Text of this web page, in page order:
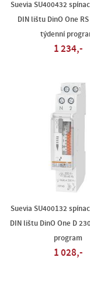
Suevia SU400432
DIN lištu DinO One RS
týdenní
1 234,-
Suevia SU400132
DIN lištu DinO One D
program
1 028,-